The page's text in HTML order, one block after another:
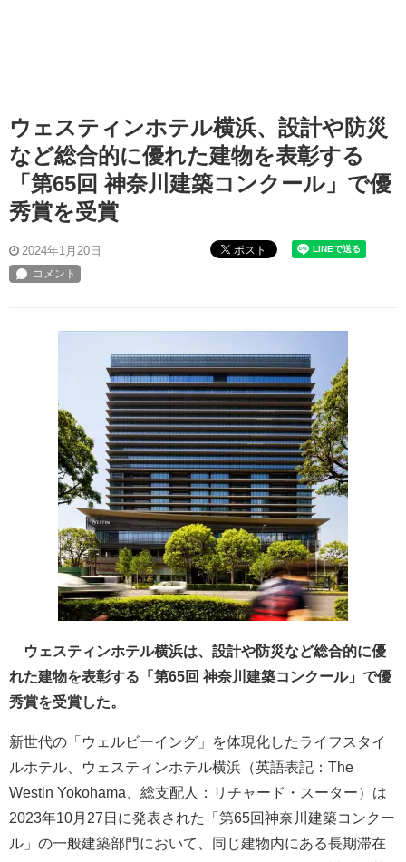
ウェスティンホテル横浜、設計や防災
など総合的に優れた建物を表彰する
「第65回 神奈川建築コンクール」で優
秀賞を受賞
2024年1月20日 ポスト
ウェスティンホテル横浜は、設計や防災など総合的に優
れた建物を表彰する「第65回 神奈川建築コンクール」で優
秀賞を受賞した。
新世代の「ウェルビーイング」を体現化したライフスタイ
ルホテル、ウェスティンホテル横浜（英語表記：The
Westin Yokohama、総支配人：リチャード・スーター）は
2023年10月27日に発表された「第65回神奈川建築コンクー
ル」の一般建築部門において、同じ建物内にある長期滞在